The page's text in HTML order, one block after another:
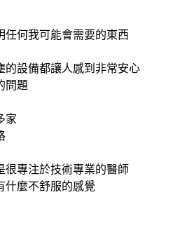
任何我可能會需要的東西
的設備都讓人感到非常安心
問題
家
很專注於技術專業的醫師
什麼不舒服的感覺